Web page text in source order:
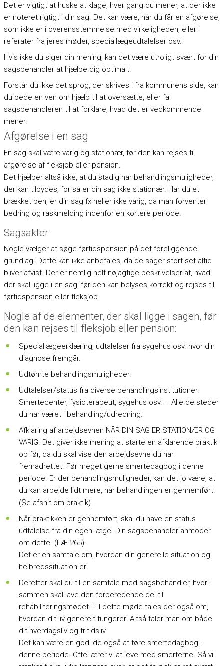
Det er vigtigt at huske at klage, hver gang du mener, at der ikke
er noteret rigtigt i din sag. Det kan være, når du får en afgørelse,
som ikke er i overensstemmelse med virkeligheden, eller i
referater fra jeres møder, speciallægeudtalelser osv.
Hvis ikke du siger din mening, kan det være utroligt svært for din
sagsbehandler at hjælpe dig optimalt.
Forstår du ikke det sprog, der skrives i fra kommunens side, kan
du bede en ven om hjælp til at oversætte, eller få
sagsbehandleren til at forklare, hvad det er vedkommende
mener.
Afgørelse i en sag
En sag skal være varig og stationær, før den kan rejses til
afgørelse af fleksjob eller pension.
Det hjælper altså ikke, at du stadig har behandlingsmuligheder,
der kan tilbydes, for så er din sag ikke stationær. Har du et
brækket ben, er din sag fx heller ikke varig, da man forventer
bedring og raskmelding indenfor en kortere periode.
Sagsakter
Nogle vælger at søge førtidspension på det foreliggende
grundlag. Dette kan ikke anbefales, da de sager stort set altid
bliver afvist. Der er nemlig helt nøjagtige beskrivelser af, hvad
der skal ligge i en sag, før den kan belyses korrekt og rejses til
førtidspension eller fleksjob.
Nogle af de elementer, der skal ligge i sagen, før
den kan rejses til fleksjob eller pension:
Speciallægeerklæring, udtalelser fra sygehus osv. hvor din
diagnose fremgår.
Udtømte behandlingsmuligheder.
Udtalelser/status fra diverse behandlingsinstitutioner.
Smertecenter, fysioterapeut, sygehus osv. – Alle de steder
du har været i behandling/udredning.
Afklaring af arbejdsevnen NÅR DIN SAG ER STATIONÆR OG
VARIG. Det giver ikke mening at starte en afklarende praktik
op før, da du skal vise den arbejdsevne du har
fremadrettet. Før meget gerne smertedagbog i denne
periode. Er der behandlingsmuligheder, kan det jo være, at
du kan arbejde lidt mere, når behandlingen er gennemført.
(Se afsnit om praktik).
Når praktikken er gennemført, skal du have en status
udtalelse fra din egen læge. Din sagsbehandler anmoder
om dette. (LÆ 265).
Det er en samtale om, hvordan din generelle situation og
helbredssituation er.
Derefter skal du til en samtale med sagsbehandler, hvor I
sammen skal lave den forberedende del til
rehabiliteringsmødet. Til dette møde tales der også om,
hvordan dit liv generelt fungerer. Altså taler man om både
dit hverdagsliv og fritidsliv.
Det kan være en god ide også at føre smertedagbog i
denne periode. Ofte lærer vi at leve med smerterne. Så vi